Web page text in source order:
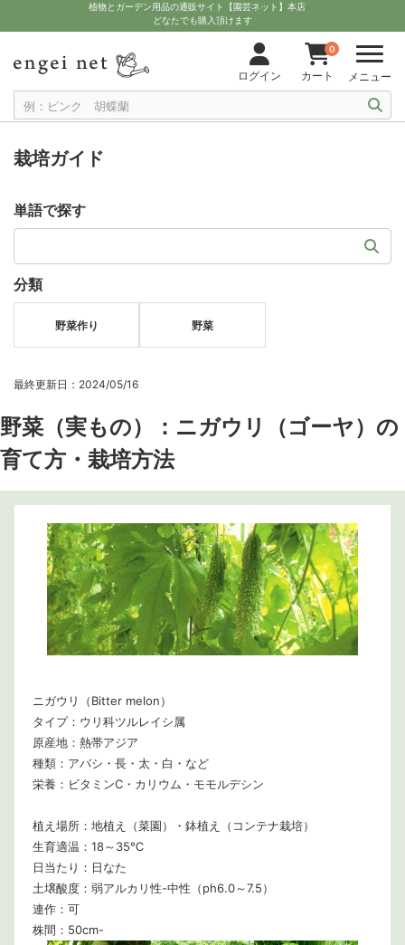
植物とガーデン用品の通販サイト【園芸ネット】本店
どなたでも購入頂けます
ログイン
0
カート メニュー
栽培ガイド
単語で探す
分類
野菜作り 野菜
最終更新日：2024/05/16
野菜（実もの）：ニガウリ（ゴーヤ）の
育て方・栽培方法
ニガウリ（Bitter melon）
タイプ：ウリ科ツルレイシ属
原産地：熱帯アジア
種類：アバシ・長・太・白・など
栄養：ビタミンC・カリウム・モモルデシン
植え場所：地植え（菜園）・鉢植え（コンテナ栽培）
生育適温：18～35℃
日当たり：日なた
土壌酸度：弱アルカリ性-中性（ph6.0～7.5）
連作：可
株間：50cm-